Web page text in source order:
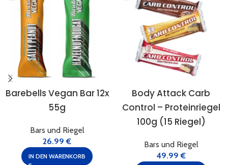
Barebells Vegan Bar 12x
55g
Bars und Riegel
26.99€
IN DEN WARENKORB
Body Attack Carb
Control – Proteinriegel
100g (15 Riegel)
Bars und Riegel
49.99€